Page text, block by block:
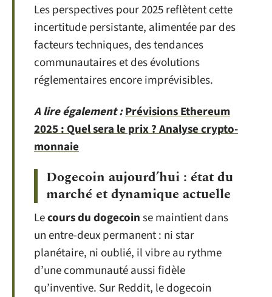
Les perspectives pour 2025 reflètent cette
incertitude persistante, alimentée par des
facteurs techniques, des tendances
communautaires et des évolutions
réglementaires encore imprévisibles.
A lire également :Prévisions Ethereum
2025 : Quel sera le prix ? Analyse crypto-
monnaie
Dogecoin aujourd’hui : état du
marché et dynamique actuelle
Lecours du dogecoinse maintient dans
un entre-deux permanent : ni star
planétaire, ni oublié, il vibre au rythme
d’une communauté aussi fidèle
qu’inventive. Sur Reddit, le dogecoin